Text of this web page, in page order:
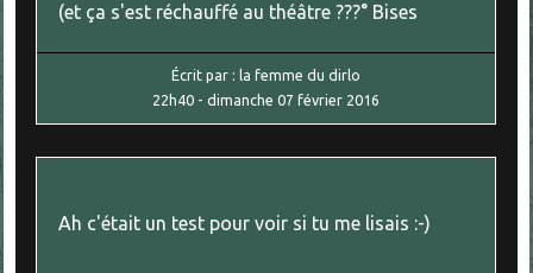
(et ça s'est réchauffé au théâtre ???° Bises
Écrit par : la femme du dirlo
22h40 -dimanche 07 février 2016
Ah c'était un test pour voir si tu me lisais :-)